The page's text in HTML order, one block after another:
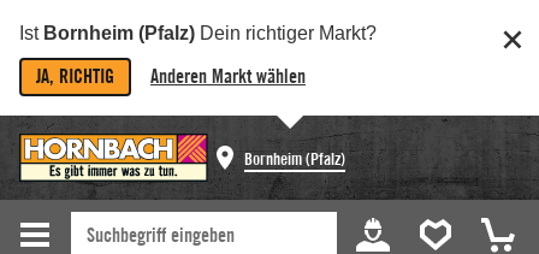
Ist Bornheim (Pfalz) Dein richtiger Markt?
JA, RICHTIG Anderen Markt wählen
Bornheim (Pfalz)